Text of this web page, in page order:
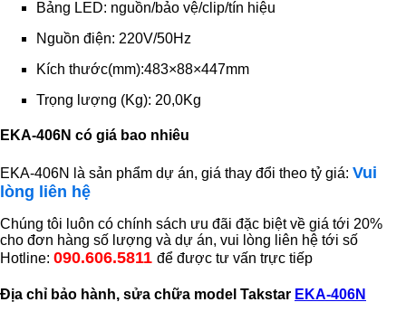
Bảng LED: nguồn/bảo vệ/clip/tín hiệu
Nguồn điện: 220V/50Hz
Kích thước(mm):483×88×447mm
Trọng lượng (Kg): 20,0Kg
EKA-406N có giá bao nhiêu
EKA-406N là sản phẩm dự án, giá thay đổi theo tỷ giá: Vui
lòng liên hệ
Chúng tôi luôn có chính sách ưu đãi đặc biệt về giá tới 20%
cho đơn hàng số lượng và dự án, vui lòng liên hệ tới số
Hotline: 090.606.5811 để được tư vấn trực tiếp
Địa chỉ bảo hành, sửa chữa model Takstar EKA-406N